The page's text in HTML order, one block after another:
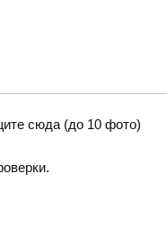
сюда (до 10 фото)